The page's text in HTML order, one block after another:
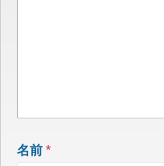
名前 *